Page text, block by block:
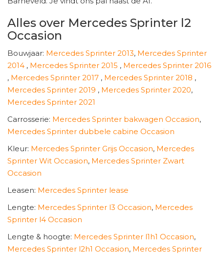
Alles over Mercedes Sprinter l2
Occasion
Bouwjaar: Mercedes Sprinter 2013, Mercedes Sprinter
2014 , Mercedes Sprinter 2015 , Mercedes Sprinter 2016
, Mercedes Sprinter 2017 , Mercedes Sprinter 2018 ,
Mercedes Sprinter 2019 , Mercedes Sprinter 2020,
Mercedes Sprinter 2021
Carrosserie: Mercedes Sprinter bakwagen Occasion,
Mercedes Sprinter dubbele cabine Occasion
Kleur: Mercedes Sprinter Grijs Occasion, Mercedes
Sprinter Wit Occasion, Mercedes Sprinter Zwart
Occasion
Leasen: Mercedes Sprinter lease
Lengte: Mercedes Sprinter l3 Occasion, Mercedes
Sprinter l4 Occasion
Lengte & hoogte: Mercedes Sprinter l1h1 Occasion,
Mercedes Sprinter l2h1 Occasion, Mercedes Sprinter